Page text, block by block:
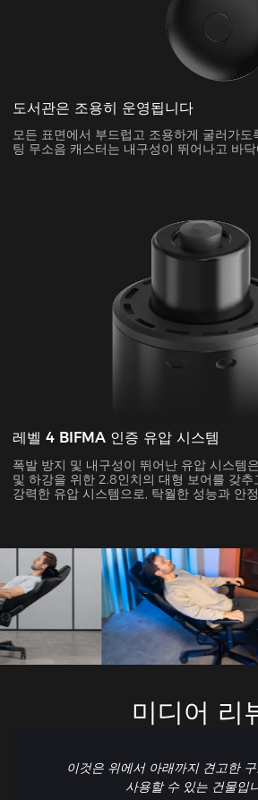
도서관은 조용히 운영됩니다
모든 표면에서 부드럽고 조용하게 굴러가
팅 무소음 캐스터는 내구성이 뛰어나고 바
레벨 4 BIFMA 인증 유압 시스템
폭발 방지 및 내구성이 뛰어난 유압 시스템
및 하강을 위한 2.8인치의 대형 보어를 갖
강력한 유압 시스템으로, 탁월한 성능과 안
미디어 리
이것은 위에서 아래까지 견고한
사용할 수 있는 건물입